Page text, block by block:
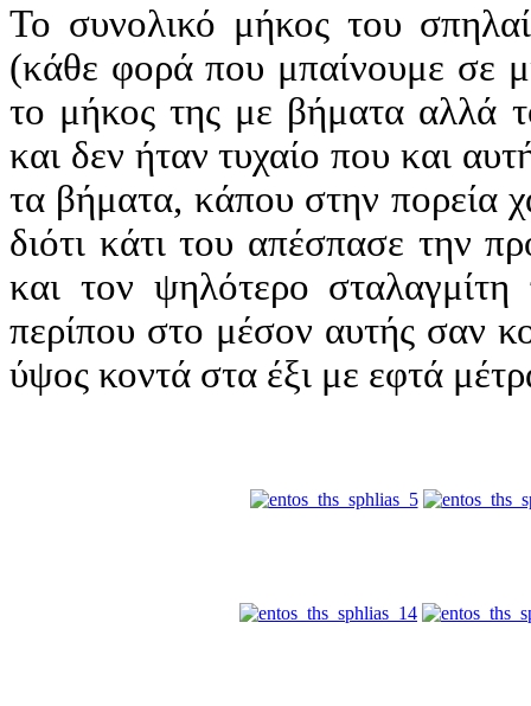
Το συνολικό μήκος του
(κάθε φορά που μπαίνουμε σε
το μήκος της με βήματα αλλά
και δεν ήταν τυχαίο που και
τα βήματα, κάπου στην πορεία
διότι κάτι του απέσπασε την
και τον ψηλότερο
περίπου στο μέσον αυτής σαν
ύψος κοντά στα έξι με εφτά